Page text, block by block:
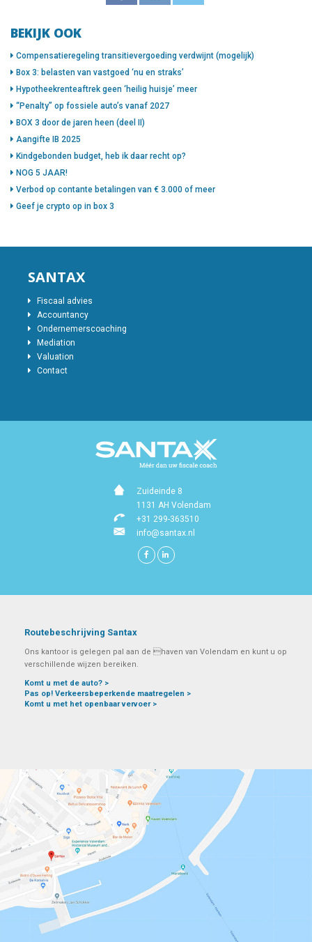
BEKIJK OOK
Compensatieregeling transitievergoeding verdwijnt (mogelijk)
Box 3: belasten van vastgoed ‘nu en straks’
Hypotheekrenteaftrek geen ‘heilig huisje’ meer
“Penalty” op fossiele auto’s vanaf 2027
BOX 3 door de jaren heen (deel II)
Aangifte IB 2025
Kindgebonden budget, heb ik daar recht op?
NOG 5 JAAR!
Verbod op contante betalingen van € 3.000 of meer
Geef je crypto op in box 3
SANTAX
Fiscaal advies
Accountancy
Ondernemerscoaching
Mediation
Valuation
Contact
Zuideinde 8
1131 AH Volendam
+31 299-363510
info@santax.nl
Routebeschrijving Santax
Ons kantoor is gelegen pal aan de haven van Volendam en kunt u op
verschillende wijzen bereiken.
Komt u met de auto? >
Pas op! Verkeersbeperkende maatregelen >
Komt u met het openbaar vervoer >